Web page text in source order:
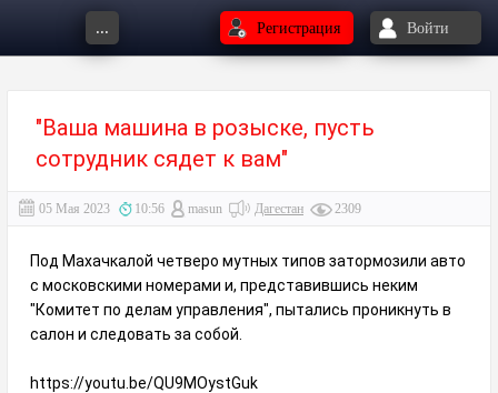
... Регистрация Войти
"Ваша машина в розыске, пусть
сотрудник сядет к вам"
05 Мая 2023 10:56 masun Дагестан 2309
Под Махачкалой четверо мутных типов затормозили авто
с московскими номерами и, представившись неким
"Комитет по делам управления", пытались проникнуть в
салон и следовать за собой.
https://youtu.be/QU9MOystGuk